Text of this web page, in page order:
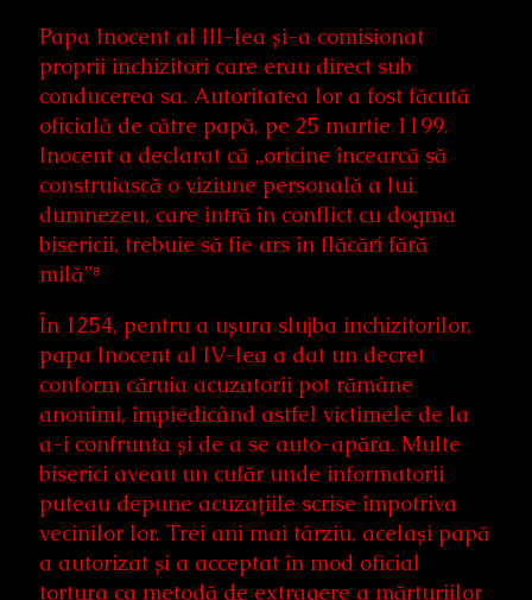
Papa Inocent al III-lea și-a comisionat
proprii inchizitori care erau direct sub
conducerea sa. Autoritatea lor a fost făcută
oficială de către papă, pe 25 martie 1199.
Inocent a declarat că „oricine încearcă să
construiască o viziune personală a lui
dumnezeu, care intră în conflict cu dogma
bisericii, trebuie să fie ars în flăcări fără
milă”⁸
În 1254, pentru a ușura slujba inchizitorilor,
papa Inocent al IV-lea a dat un decret
conform căruia acuzatorii pot rămâne
anonimi, împiedicând astfel victimele de la
a-i confrunta și de a se auto-apăra. Multe
biserici aveau un cufăr unde informatorii
puteau depune acuzațiile scrise împotriva
vecinilor lor. Trei ani mai târziu, același papă
a autorizat și a acceptat în mod oficial
tortura ca metodă de extragere a mărturiilor